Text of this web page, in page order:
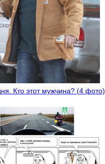
Кто этот мужчина? (4 фото)